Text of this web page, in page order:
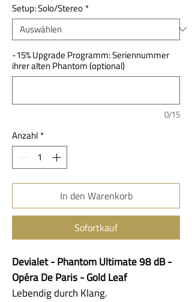
Setup: Solo/Stereo *
-15% Upgrade Programm: Seriennummer
ihrer alten Phantom (optional)
0/15
Anzahl *
In den Warenkorb
Sofortkauf
Devialet - Phantom Ultimate 98 dB -
Opéra De Paris - Gold Leaf
Lebendig durch Klang.